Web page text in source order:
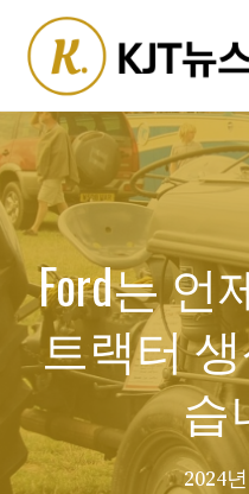
content
Ford는 언
트랙터
습
2024